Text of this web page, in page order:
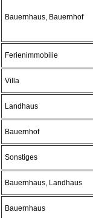
Bauernhaus, Bauernhof
Ferienimmobilie
Villa
Landhaus
Bauernhof
Sonstiges
Bauernhaus, Landhaus
Bauernhaus